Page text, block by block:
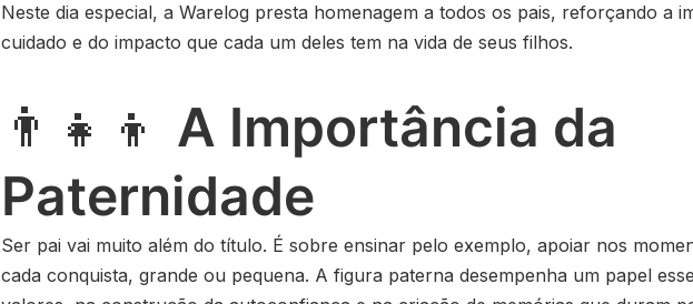
Neste dia especial, a Warelog presta homenagem a todos os pais, reforçando a
cuidado e do impacto que cada um deles tem na vida de seus filhos.
👨‍👧‍👦 A Importância da
Paternidade
Ser pai vai muito além do título. É sobre ensinar pelo exemplo, apoiar nos
cada conquista, grande ou pequena. A figura paterna desempenha um papel